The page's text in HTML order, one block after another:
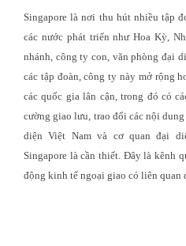
Singapore là nơi thu hút nhiều tập
các nước phát triển như Hoa Kỳ,
nhánh, công ty con, văn phòng đại
các tập đoàn, công ty này mở rộng
các quốc gia lân cận, trong đó có
cường giao lưu, trao đổi các nội
diện Việt Nam và cơ quan đại
Singapore là cần thiết. Đây là kênh
động kinh tế ngoại giao có liên quan